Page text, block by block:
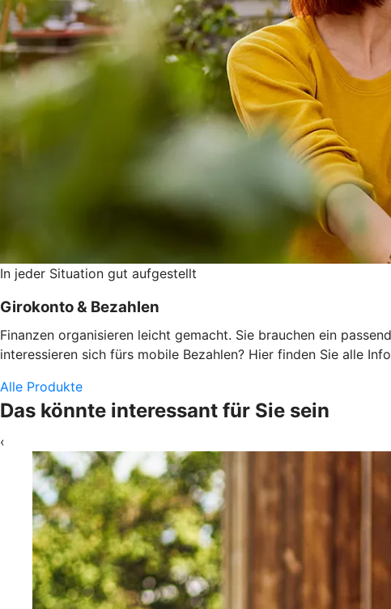
In jeder Situation gut aufgestellt
Girokonto & Bezahlen
Finanzen organisieren leicht gemacht. Sie brauchen ein
interessieren sich fürs mobile Bezahlen? Hier finden Sie alle
Alle Produkte
Das könnte interessant für Sie sein
‹